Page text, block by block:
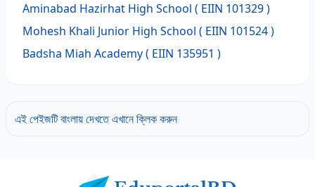
Aminabad Hazirhat High School ( EIIN 101329 )
Mohesh Khali Junior High School ( EIIN 101524 )
Badsha Miah Academy( EIIN 135951 )
এই পেইজটি বাংলায় দেখতে এখানে ক্লিক করুন